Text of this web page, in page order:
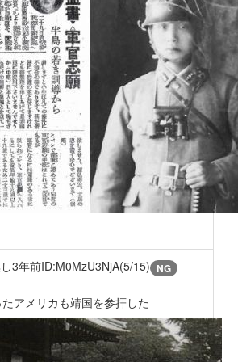
3年前ID:M0MzU3NjA(5/15) NG
アメリカも靖国を参拝した